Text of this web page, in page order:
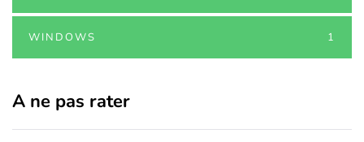
WINDOWS 1
A ne pas rater